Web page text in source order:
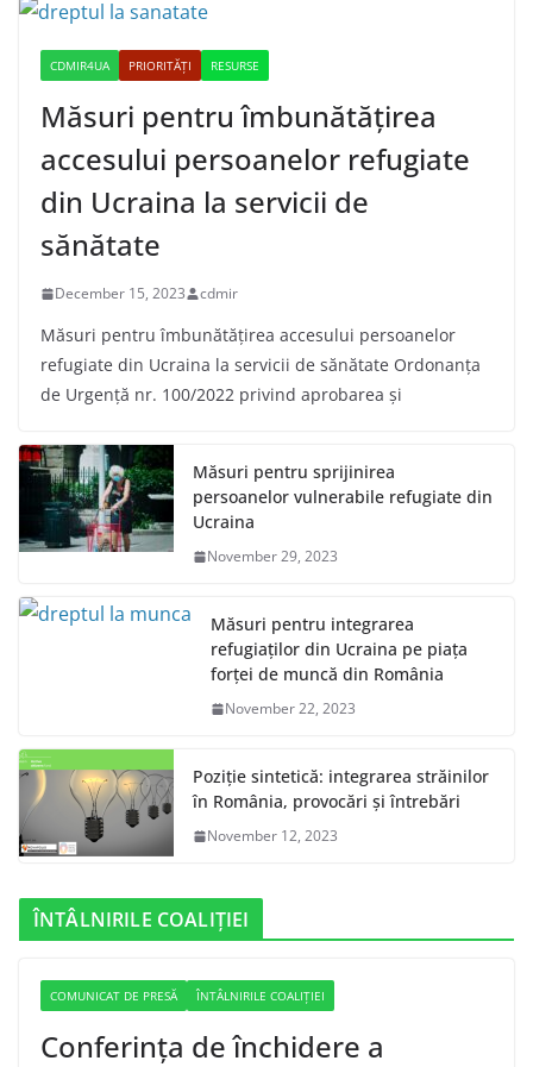
CDMIR4UA PRIORITĂȚI RESURSE
Măsuri pentru îmbunătățirea
accesului persoanelor refugiate
din Ucraina la servicii de
sănătate
December 15, 2023 cdmir
Măsuri pentru îmbunătățirea accesului persoanelor
refugiate din Ucraina la servicii de sănătate Ordonanța
de Urgență nr. 100/2022 privind aprobarea și
Măsuri pentru sprijinirea
persoanelor vulnerabile refugiate din
Ucraina
November 29, 2023
Măsuri pentru integrarea
refugiaților din Ucraina pe piața
forței de muncă din România
November 22, 2023
Poziție sintetică: integrarea străinilor
în România, provocări și întrebări
November 12, 2023
ÎNTÂLNIRILE COALIȚIEI
COMUNICAT DE PRESĂ ÎNTÂLNIRILE COALIȚIEI
Conferința de închidere a